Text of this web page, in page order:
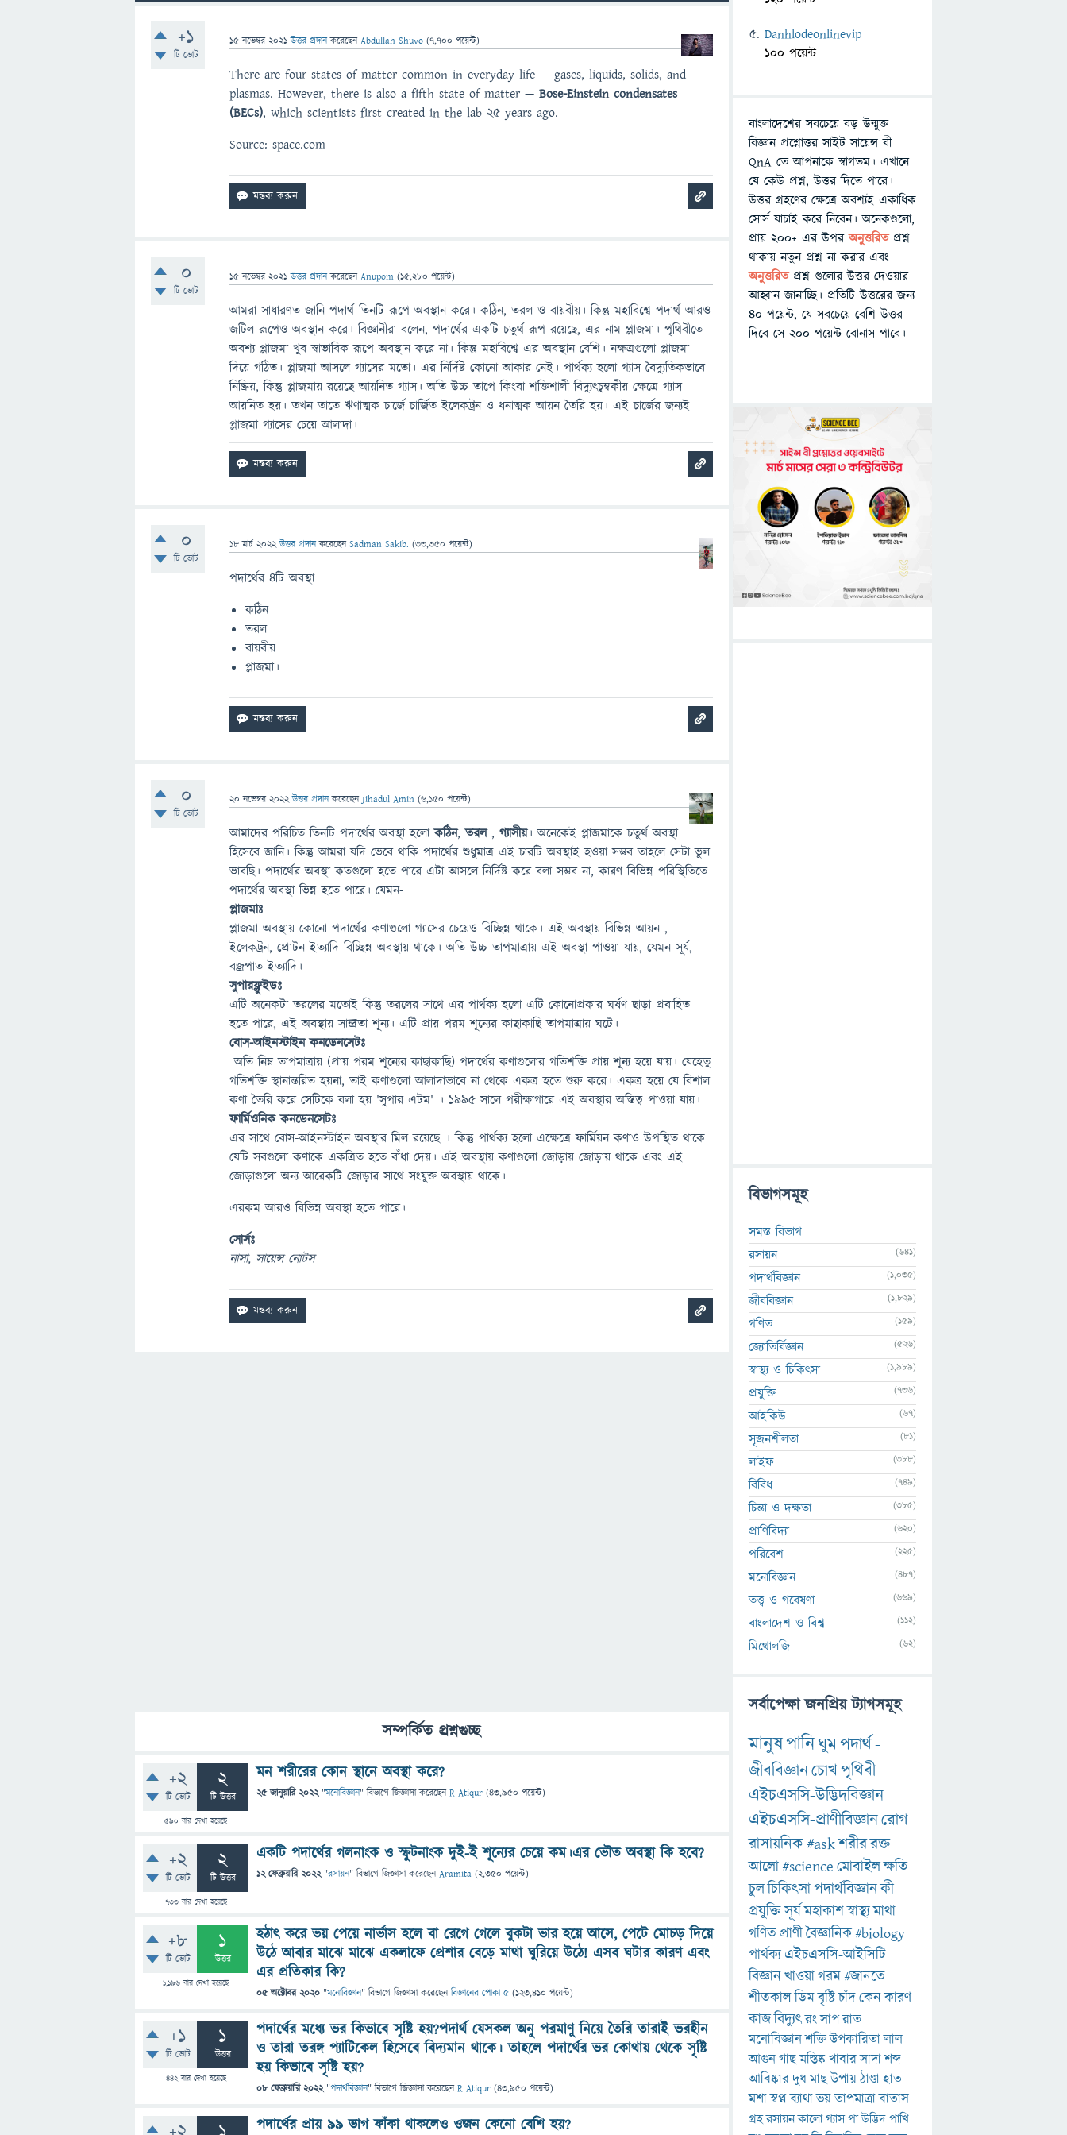
+1
টি ভোট
15 নভেম্বর 2021 উত্তর প্রদান করেছেনAbdullah Shuvo (7,700 পয়েন্ট)
There are four states of matter common in everyday life — gases, liquids, solids, and
plasmas. However, there is also a fifth state of matter —Bose-Einstein condensates
(BECs), which scientists first created in the lab 25 years ago.
Source: space.com
0
টি ভোট
15 নভেম্বর 2021 উত্তর প্রদান করেছেনAnupom (15,280 পয়েন্ট)
আমরা সাধারণত জানি পদার্থ তিনটি রূপে অবস্থান করে। কঠিন, তরল ও বায়বীয়। কিন্তু মহাবিশ্বে পদার্থ আরও
জটিল রূপেও অবস্থান করে। বিজ্ঞানীরা বলেন, পদার্থের একটি চতুর্থ রূপ রয়েছে, এর নাম প্লাজমা। পৃথিবীতে
অবশ্য প্লাজমা খুব স্বাভাবিক রূপে অবস্থান করে না। কিন্তু মহাবিশ্বে এর অবস্থান বেশি। নক্ষত্রগুলো প্লাজমা
দিয়ে গঠিত। প্লাজমা আসলে গ্যাসের মতো। এর নির্দিষ্ট কোনো আকার নেই। পার্থক্য হলো গ্যাস বৈদ্যুতিকভাবে
নিষ্ক্রিয়, কিন্তু প্লাজমায় রয়েছে আয়নিত গ্যাস। অতি উচ্চ তাপে কিংবা শক্তিশালী বিদ্যুত্চুম্বকীয় ক্ষেত্রে গ্যাস
আয়নিত হয়। তখন তাতে ঋণাত্মক চার্জে চার্জিত ইলেকট্রন ও ধনাত্মক আয়ন তৈরি হয়। এই চার্জের জন্যই
প্লাজমা গ্যাসের চেয়ে আলাদা।
0
টি ভোট
18 মার্চ 2022 উত্তর প্রদান করেছেনSadman Sakib. (33,350 পয়েন্ট)
পদার্থের ৪টি অবস্থা
কঠিন
তরল
বায়বীয়
প্লাজমা।
0
টি ভোট
20 নভেম্বর 2022 উত্তর প্রদান করেছেনJihadul Amin (6,150 পয়েন্ট)
আমাদের পরিচিত তিনটি পদার্থের অবস্থা হলোকঠিন,তরল ,গ্যাসীয়। অনেকেই প্লাজমাকে চতুর্থ অবস্থা
হিসেবে জানি। কিন্তু আমরা যদি ভেবে থাকি পদার্থের শুধুমাত্র এই চারটি অবস্থাই হওয়া সম্ভব তাহলে সেটা ভুল
ভাবছি। পদার্থের অবস্থা কতগুলো হতে পারে এটা আসলে নির্দিষ্ট করে বলা সম্ভব না, কারণ বিভিন্ন পরিস্থিতিতে
পদার্থের অবস্থা ভিন্ন হতে পারে। যেমন-
প্লাজমাঃ
প্লাজমা অবস্থায় কোনো পদার্থের কণাগুলো গ্যাসের চেয়েও বিচ্ছিন্ন থাকে। এই অবস্থায় বিভিন্ন আয়ন ,
ইলেকট্রন, প্রোটন ইত্যাদি বিচ্ছিন্ন অবস্থায় থাকে। অতি উচ্চ তাপমাত্রায় এই অবস্থা পাওয়া যায়, যেমন সূর্য,
বজ্রপাত ইত্যাদি।
সুপারফ্লুইডঃ
এটি অনেকটা তরলের মতোই কিন্তু তরলের সাথে এর পার্থক্য হলো এটি কোনোপ্রকার ঘর্ষণ ছাড়া প্রবাহিত
হতে পারে, এই অবস্থায় সান্দ্রতা শূন্য। এটি প্রায় পরম শূন্যের কাছাকাছি তাপমাত্রায় ঘটে।
বোস-আইনস্টাইন কনডেনসেটঃ
অতি নিম্ন তাপমাত্রায় (প্রায় পরম শূন্যের কাছাকাছি) পদার্থের কণাগুলোর গতিশক্তি প্রায় শূন্য হয়ে যায়। যেহেতু
গতিশক্তি স্থানান্তরিত হয়না, তাই কণাগুলো আলাদাভাবে না থেকে একত্র হতে শুরু করে। একত্র হয়ে যে বিশাল
কণা তৈরি করে সেটিকে বলা হয় 'সুপার এটম' । ১৯৯৫ সালে পরীক্ষাগারে এই অবস্থার অস্তিত্ব পাওয়া যায়।
ফার্মিওনিক কনডেনসেটঃ
এর সাথে বোস-আইনস্টাইন অবস্থার মিল রয়েছে । কিন্তু পার্থক্য হলো এক্ষেত্রে ফার্মিয়ন কণাও উপস্থিত থাকে
যেটি সবগুলো কণাকে একত্রিত হতে বাঁধা দেয়। এই অবস্থায় কণাগুলো জোড়ায় জোড়ায় থাকে এবং এই
জোড়াগুলো অন্য আরেকটি জোড়ার সাথে সংযুক্ত অবস্থায় থাকে।
এরকম আরও বিভিন্ন অবস্থা হতে পারে।
সোর্সঃ
নাসা, সায়েন্স নোটস
সম্পর্কিত প্রশ্নগুচ্ছ
+2
টি ভোট
2
টি উত্তর
590 বার দেখা হয়েছে
মন শরীরের কোন স্থানে অবস্থা করে?
25 জানুয়ারি 2022 "মনোবিজ্ঞান" বিভাগে জিজ্ঞাসাকরেছেনR Atiqur (43,950 পয়েন্ট)
+2
টি ভোট
2
টি উত্তর
733বার দেখা হয়েছে
একটি পদার্থের গলনাংক ও স্ফুটনাংক দুই-ই শূন্যের চেয়ে কম।এর ভৌত অবস্থা কি হবে?
12 ফেব্রুয়ারি 2022 "রসায়ন" বিভাগে জিজ্ঞাসাকরেছেনAramita (2,350 পয়েন্ট)
+8
টি ভোট
1
উত্তর
1,196 বার দেখা হয়েছে
হঠাৎ করে ভয় পেয়ে নার্ভাস হলে বা রেগে গেলে বুকটা ভার হয়ে আসে, পেটে মোচড় দিয়ে
উঠে আবার মাঝে মাঝে একলাফে প্রেশার বেড়ে মাথা ঘুরিয়ে উঠে! এসব ঘটার কারণ এবং
এর প্রতিকার কি?
05 অক্টোবর 2020 "মনোবিজ্ঞান" বিভাগে জিজ্ঞাসাকরেছেনবিজ্ঞানের পোকা ৫ (123,410 পয়েন্ট)
+1
টি ভোট
1
উত্তর
442বার দেখা হয়েছে
পদার্থের মধ্যে ভর কিভাবে সৃষ্টি হয়?পদার্থ যেসকল অনু পরমাণু নিয়ে তৈরি তারাই ভরহীন
ও তারা তরঙ্গ প্যাটিকেল হিসেবে বিদ্যমান থাকে। তাহলে পদার্থের ভর কোথায় থেকে সৃষ্টি
হয় কিভাবে সৃষ্টি হয়?
08 ফেব্রুয়ারি 2022 "পদার্থবিজ্ঞান" বিভাগে জিজ্ঞাসাকরেছেনR Atiqur (43,950 পয়েন্ট)
পদার্থের প্রায় ৯৯ ভাগ ফাঁকা থাকলেও ওজন কেনো বেশি হয়?
Danhlodeonlinevip
100 পয়েন্ট
বাংলাদেশের সবচেয়ে বড় উন্মুক্ত
বিজ্ঞান প্রশ্নোত্তর সাইট সায়েন্স বী
QnA তে আপনাকে স্বাগতম। এখানে
যে কেউ প্রশ্ন, উত্তর দিতে পারে।
উত্তর গ্রহণের ক্ষেত্রে অবশ্যই একাধিক
সোর্স যাচাই করে নিবেন। অনেকগুলো,
প্রায় ২০০+ এর উপরঅনুত্তরিতপ্রশ্ন
থাকায় নতুন প্রশ্ন না করার এবং
অনুত্তরিত প্রশ্ন গুলোর উত্তর দেওয়ার
আহ্বান জানাচ্ছি। প্রতিটি উত্তরের জন্য
৪০ পয়েন্ট, যে সবচেয়ে বেশি উত্তর
দিবে সে ২০০ পয়েন্ট বোনাস পাবে।
বিভাগসমূহ
সমস্ত বিভাগ
রসায়ন
(641)
পদার্থবিজ্ঞান (1,035)
জীববিজ্ঞান (1,829)
গণিত (159)
জ্যোতির্বিজ্ঞান (526)
স্বাস্থ্য ও চিকিৎসা (1,989)
প্রযুক্তি (736)
আইকিউ (67)
সৃজনশীলতা (81)
লাইফ (388)
বিবিধ (749)
চিন্তা ও দক্ষতা (385)
প্রাণিবিদ্যা (620)
পরিবেশ (225)
মনোবিজ্ঞান (487)
তত্ত্ব ও গবেষণা (669)
বাংলাদেশ ও বিশ্ব (112)
মিথোলজি (62)
সর্বাপেক্ষা জনপ্রিয় ট্যাগসমূহ
মানুষপানিঘুমপদার্থ-
জীববিজ্ঞানচোখপৃথিবী
এইচএসসি-উদ্ভিদবিজ্ঞান
এইচএসসি-প্রাণীবিজ্ঞানরোগ
রাসায়নিক#askশরীররক্ত
আলো#scienceমোবাইলক্ষতি
চুলচিকিৎসাপদার্থবিজ্ঞানকী
প্রযুক্তিসূর্যমহাকাশস্বাস্থ্যমাথা
গণিত প্রাণীবৈজ্ঞানিক#biology
পার্থক্য এইচএসসি-আইসিটি
বিজ্ঞানখাওয়াগরম#জানতে
শীতকালডিমবৃষ্টিচাঁদকেনকারণ
কাজবিদ্যুৎরংসাপরাত
মনোবিজ্ঞানশক্তিউপকারিতালাল
আগুনগাছমস্তিষ্কখাবারসাদাশব্দ
আবিষ্কারদুধমাছউপায়ঠাণ্ডাহাত
মশাস্বপ্নব্যাথাভয়তাপমাত্রাবাতাস
গ্রহরসায়নকালোগ্যাসপাউদ্ভিদপাখি